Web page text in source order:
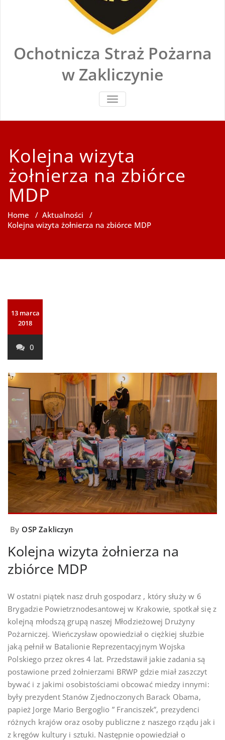
Ochotnicza Straż Pożarna
w Zakliczynie
TOGGLE
NAVIGATION
Kolejna wizyta
żołnierza na zbiórce
MDP
Home / Aktualności /
Kolejna wizyta żołnierza na zbiórce MDP
13 marca
2018
0
By OSP Zakliczyn
Kolejna wizyta żołnierza na
zbiórce MDP
W ostatni piątek nasz druh gospodarz , który służy w 6
Brygadzie Powietrznodesantowej w Krakowie, spotkał się z
kolejną młodszą grupą naszej Młodzieżowej Drużyny
Pożarniczej. Wieńczysław opowiedział o ciężkiej służbie
jaką pełnił w Batalionie Reprezentacyjnym Wojska
Polskiego przez okres 4 lat. Przedstawił jakie zadania są
postawione przed żołnierzami BRWP gdzie miał zaszczyt
bywać i z jakimi osobistościami obcować miedzy innymi:
były prezydent Stanów Zjednoczonych Barack Obama,
papież Jorge Mario Bergoglio ” Franciszek”, prezydenci
różnych krajów oraz osoby publiczne z naszego rządu jak i
z kręgów kultury i sztuki. Następnie opowiedział o